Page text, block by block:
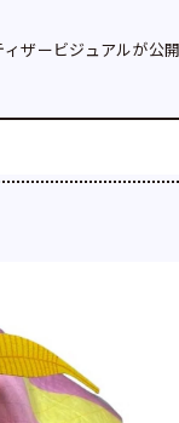
ザービジュアルが公開